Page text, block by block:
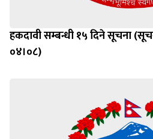
हकदावी सम्बन्धी १५ दिने सूचना
०४।०८)